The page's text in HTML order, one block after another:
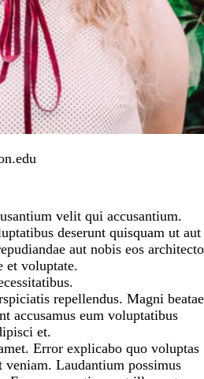
velit qui accusantium.
deserunt quisquam ut aut
aut nobis eos architecto
et voluptate.
repellendus. Magni beatae
accusamus eum voluptatibus
et.
Error explicabo quo voluptas
Laudantium possimus